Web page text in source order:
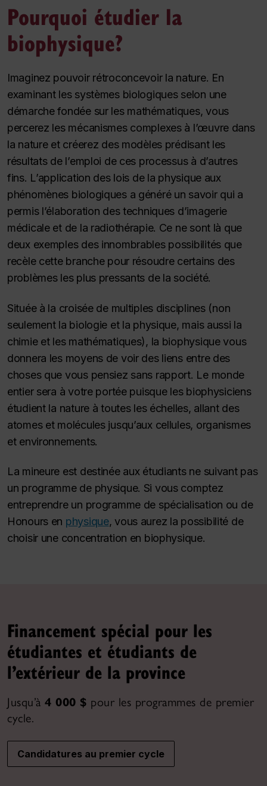
Pourquoi étudier la
biophysique?
Imaginez pouvoir rétroconcevoir la nature. En
examinant les systèmes biologiques selon une
démarche fondée sur les mathématiques, vous
percerez les mécanismes complexes à l’œuvre dans
la nature et créerez des modèles prédisant les
résultats de l’emploi de ces processus à d’autres
fins. L’application des lois de la physique aux
phénomènes biologiques a généré un savoir qui a
permis l’élaboration des techniques d’imagerie
médicale et de la radiothérapie. Ce ne sont là que
deux exemples des innombrables possibilités que
recèle cette branche pour résoudre certains des
problèmes les plus pressants de la société.
Située à la croisée de multiples disciplines (non
seulement la biologie et la physique, mais aussi la
chimie et les mathématiques), la biophysique vous
donnera les moyens de voir des liens entre des
choses que vous pensiez sans rapport. Le monde
entier sera à votre portée puisque les biophysiciens
étudient la nature à toutes les échelles, allant des
atomes et molécules jusqu’aux cellules, organismes
et environnements.
La mineure est destinée aux étudiants ne suivant pas
un programme de physique. Si vous comptez
entreprendre un programme de spécialisation ou de
Honours en physique, vous aurez la possibilité de
choisir une concentration en biophysique.
Financement spécial pour les
étudiantes et étudiants de
l’extérieur de la province
Jusqu’à 4 000 $ pour les programmes de premier
cycle.
Candidatures au premier cycle